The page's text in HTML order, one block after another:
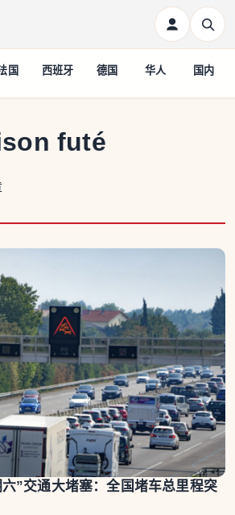
国 西班牙 德国 华人 国内
futé
”交通大堵塞：全国堵车总里程突